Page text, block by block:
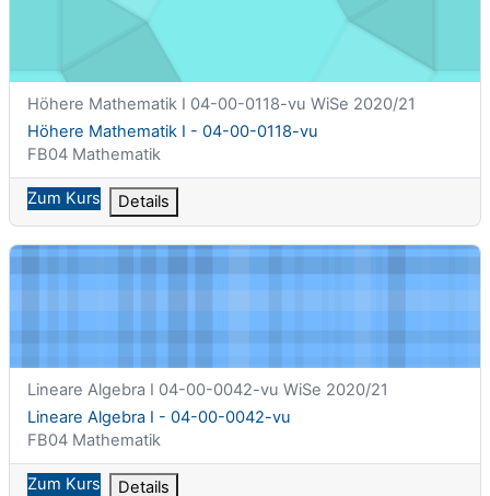
Kurzer Kursname
Höhere Mathematik I 04-00-0118-vu WiSe 2020/21
Kursname
Höhere Mathematik I - 04-00-0118-vu
Kursbereich
FB04 Mathematik
Zum Kurs Details
Lineare Algebra I - 04-00-0042-vu
Kurzer Kursname
Lineare Algebra I 04-00-0042-vu WiSe 2020/21
Kursname
Lineare Algebra I - 04-00-0042-vu
Kursbereich
FB04 Mathematik
Zum Kurs Details